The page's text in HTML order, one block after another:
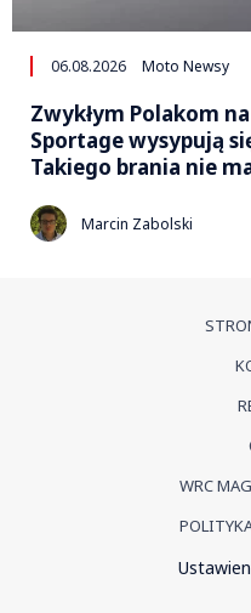
06.08.2026 Moto Newsy
Zwykłym Polakom
Sportage wysypują
Takiego brania nie
Marcin Zabolski
WRC